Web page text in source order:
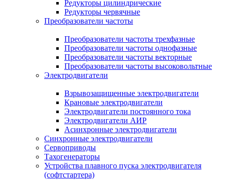
Редукторы цилиндрические
Редукторы червячные
Преобразователи частоты
Преобразователи частоты трехфазные
Преобразователи частоты однофазные
Преобразователи частоты векторные
Преобразователи частоты высоковольтные
Электродвигатели
Взрывозащищенные электродвигатели
Крановые электродвигатели
Электродвигатели постоянного тока
Электродвигатели АИР
Асинхронные электродвигатели
Синхронные электродвигатели
Сервоприводы
Тахогенераторы
Устройства плавного пуска электродвигателя
(софтстартера)